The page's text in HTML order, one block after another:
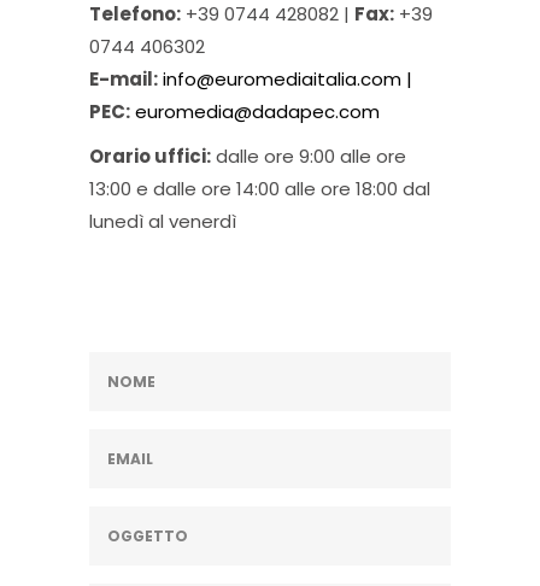
Telefono: +39 0744 428082 | Fax: +39
0744 406302
E-mail:info@euromediaitalia.com |
PEC:euromedia@dadapec.com
Orario uffici:dalle ore 9:00 alle ore
13:00 e dalle ore 14:00 alle ore 18:00 dal
lunedì al venerdì